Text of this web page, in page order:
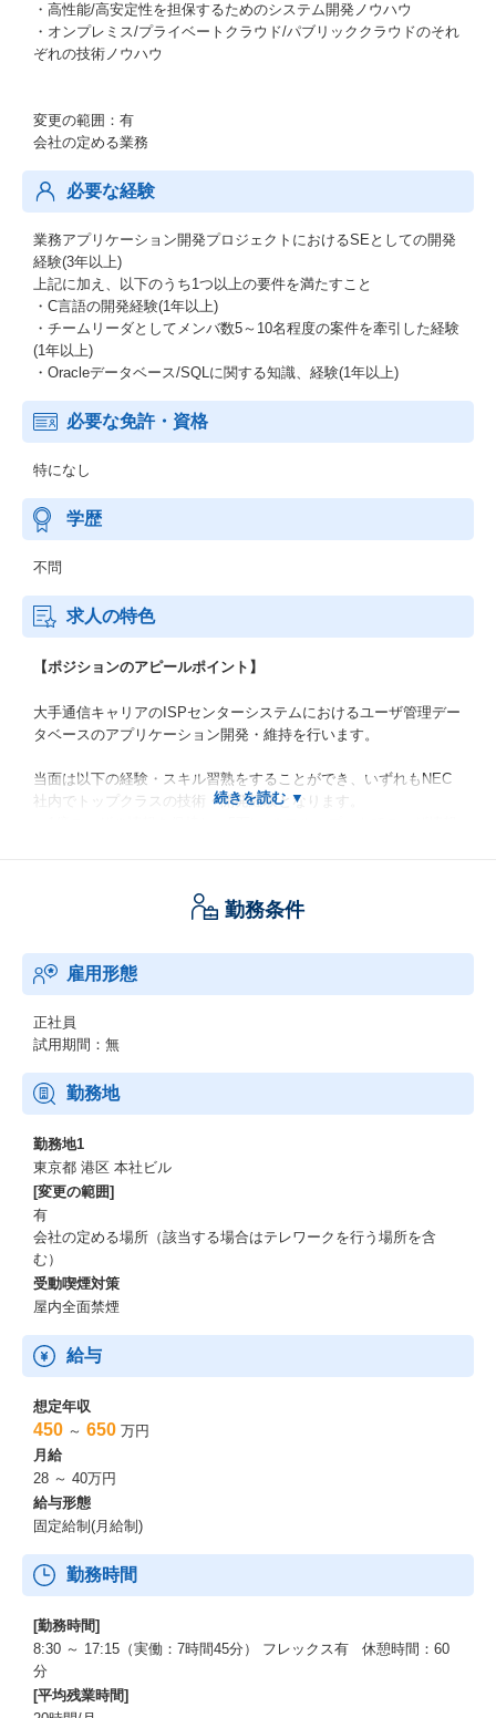
・高性能/高安定性を担保するためのシステム開発ノウハウ
・オンプレミス/プライベートクラウド/パブリッククラウドのそれ
ぞれの技術ノウハウ
変更の範囲：有
会社の定める業務
必要な経験
業務アプリケーション開発プロジェクトにおけるSEとしての開発
経験(3年以上)
上記に加え、以下のうち1つ以上の要件を満たすこと
・C言語の開発経験(1年以上)
・チームリーダとしてメンバ数5～10名程度の案件を牽引した経験
(1年以上)
・Oracleデータベース/SQLに関する知識、経験(1年以上)
必要な免許・資格
特になし
学歴
不問
求人の特色
【ポジションのアピールポイント】
大手通信キャリアのISPセンターシステムにおけるユーザ管理デー
タベースのアプリケーション開発・維持を行います。
当面は以下の経験・スキル習熟をすることができ、いずれもNEC
社内でトップクラスの技術・開発経験となります。
・オンプレミス/プライベートクラウド/パブリッククラウドのそれ
案件は半年～1年弱のサイクルで複数案件が並走します。
成果に応じて、3年以内には、より大きな案件、チャレンジングな
案件のリーダーに登用していき、将来は、以下のいずれかのキャ
リアパスを想定します。
・複数走る案件をとりまとめるプロジェクトマネージャー
・大規模システムのアーキテクト(現役のAWS Ambassadorがチー
ムに在籍。このチームでキャリアを積んでいった結果、社外にも
通用するタイトルを獲得しています★)
https://aws.amazon.com/jp/blogs/psa/aws-ambassadors-2024/
業務内容は大変ですが、多くのユーザが日常の中で利用している
社会インフラを支えるやりがいのあるポジションです。プロジェ
クトマネージャー、アーキテクトのスペシャリストを目指す方、
技術力を高めたい方を歓迎します。
勤務条件
雇用形態
正社員
試用期間：無
勤務地
勤務地1
東京都 港区 本社ビル
[変更の範囲]
有
会社の定める場所（該当する場合はテレワークを行う場所を含
む）
受動喫煙対策
屋内全面禁煙
給与
想定年収
450 ～ 650 万円
月給
28 ～ 40万円
給与形態
固定給制(月給制)
勤務時間
[勤務時間]
8:30 ～ 17:15（実働：7時間45分） フレックス有 休憩時間：60
分
[平均残業時間]